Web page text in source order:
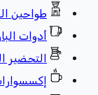
طواحين
أدوات
التحضير